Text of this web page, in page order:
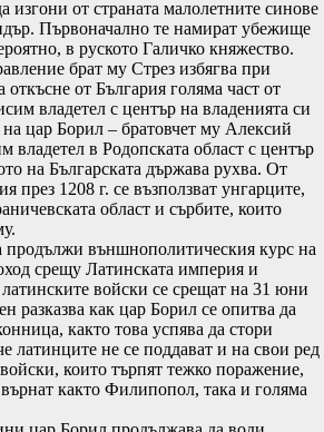
изгони от страната малолетните синове
Първоначално те намират убежище
в руското Галичко княжество.
брат му Стрез избягва при
от България голяма част от
владетел с център на владенията си
цар Борил – братовчет му Алексий
владетел в Родопската област с център
на Българската държава рухва. От
през 1208 г. се възползват унгарците,
област и сърбите, които
външнополитическия курс на
срещу Латинската империя и
войски се срещат на 31 юни
разказва как цар Борил се опитва да
както това успява да стори
латинците не се поддават и на свои ред
които търпят тежко поражение,
както Филипопол, така и голяма